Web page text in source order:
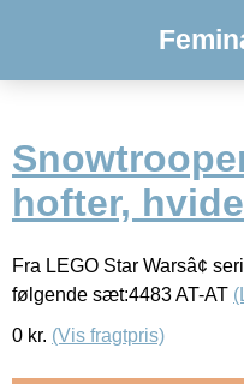
hofter,
Fra LEGO Star Warsâ¢
følgende sæt:4483 AT-AT
0 kr. (Vis fragtpris)